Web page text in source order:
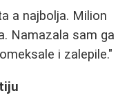
a najbolja. Milion
Namazala sam ga
i zalepile."